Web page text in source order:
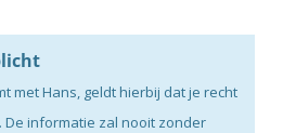
met Hans, geldt hierbij dat je recht
informatie zal nooit zonder